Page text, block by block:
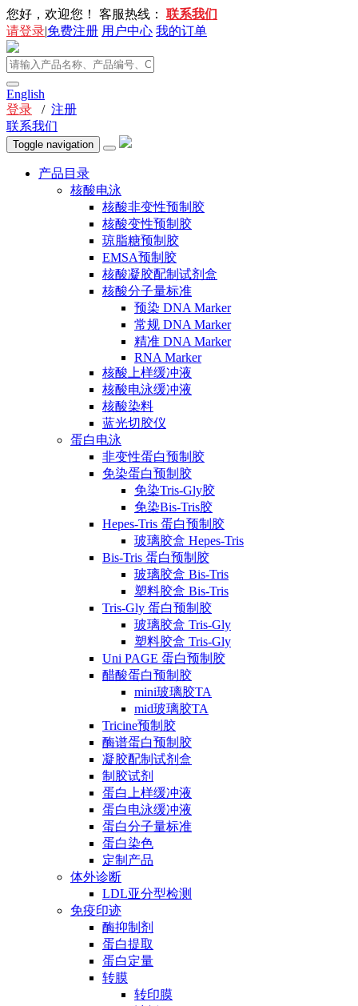
您好，欢迎您！ 客服热线： 联系我们
请登录|免费注册 用户中心 我的订单
English
登录 / 注册
联系我们
Toggle navigation
产品目录
核酸电泳
核酸非变性预制胶
核酸变性预制胶
琼脂糖预制胶
EMSA预制胶
核酸凝胶配制试剂盒
核酸分子量标准
预染 DNA Marker
常规 DNA Marker
精准 DNA Marker
RNA Marker
核酸上样缓冲液
核酸电泳缓冲液
核酸染料
蓝光切胶仪
蛋白电泳
非变性蛋白预制胶
免染蛋白预制胶
免染Tris-Gly胶
免染Bis-Tris胶
Hepes-Tris 蛋白预制胶
玻璃胶盒 Hepes-Tris
Bis-Tris 蛋白预制胶
玻璃胶盒 Bis-Tris
塑料胶盒 Bis-Tris
Tris-Gly 蛋白预制胶
玻璃胶盒 Tris-Gly
塑料胶盒 Tris-Gly
Uni PAGE 蛋白预制胶
醋酸蛋白预制胶
mini玻璃胶TA
mid玻璃胶TA
Tricine预制胶
酶谱蛋白预制胶
凝胶配制试剂盒
制胶试剂
蛋白上样缓冲液
蛋白电泳缓冲液
蛋白分子量标准
蛋白染色
定制产品
体外诊断
LDL亚分型检测
免疫印迹
酶抑制剂
蛋白提取
蛋白定量
转膜
转印膜